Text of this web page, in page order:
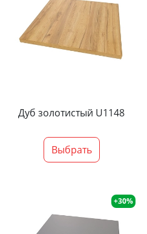
Дуб золотистый U1148
Выбрать
+30%